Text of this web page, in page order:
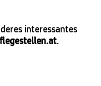
interessantes
.